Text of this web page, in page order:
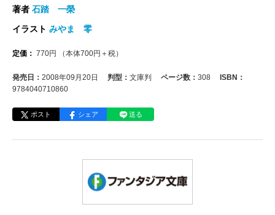
著者 石踏 一榮
イラスト みやま 零
定価： 770円 （本体700円＋税）
発売日： 2008年09月20日 判型： 文庫判 ページ数： 308
ISBN：
9784040710860
ポスト シェア 送る